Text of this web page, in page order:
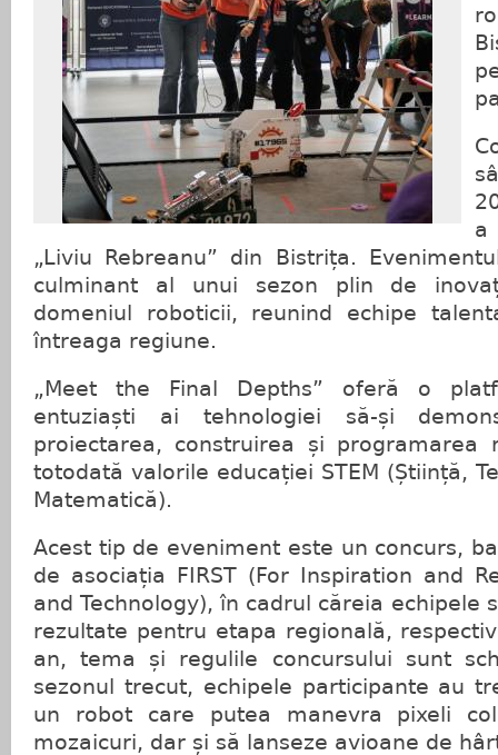
a
„Liviu Rebreanu” din Bistrița.
culminant al unui sezon plin de
domeniul roboticii, reunind echipe
întreaga regiune.
„Meet the Final Depths” oferă o
entuziaști ai tehnologiei să-și
proiectarea, construirea și programarea
totodată valorile educației STEM (Știință,
Matematică).
Acest tip de eveniment este un concurs,
de asociația FIRST (For Inspiration and
and Technology), în cadrul căreia echipele
rezultate pentru etapa regională,
an, tema și regulile concursului sunt
sezonul trecut, echipele participante au
un robot care putea manevra pixeli
mozaicuri, dar și să lanseze avioane de